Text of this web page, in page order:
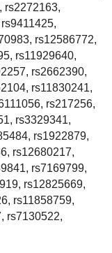
rs2272163,
rs12586772,
rs11929640,
rs2662390,
rs11830241,
rs217256,
rs3329341,
rs1922879,
rs12680217,
rs7169799,
rs12825669,
rs11858759,
rs7130522,